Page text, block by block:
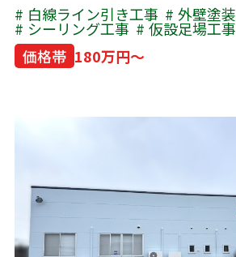
白線ライン引き工事 外壁塗装
シーリング工事
仮設足場工事
価格帯 180万円～